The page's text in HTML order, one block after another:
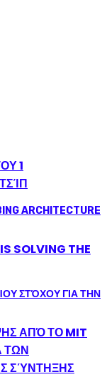
1
SOLVING THE
ΑΠΌ ΤΟ MIT
ΤΩΝ
ΣΎΝΤΗΞΗΣ